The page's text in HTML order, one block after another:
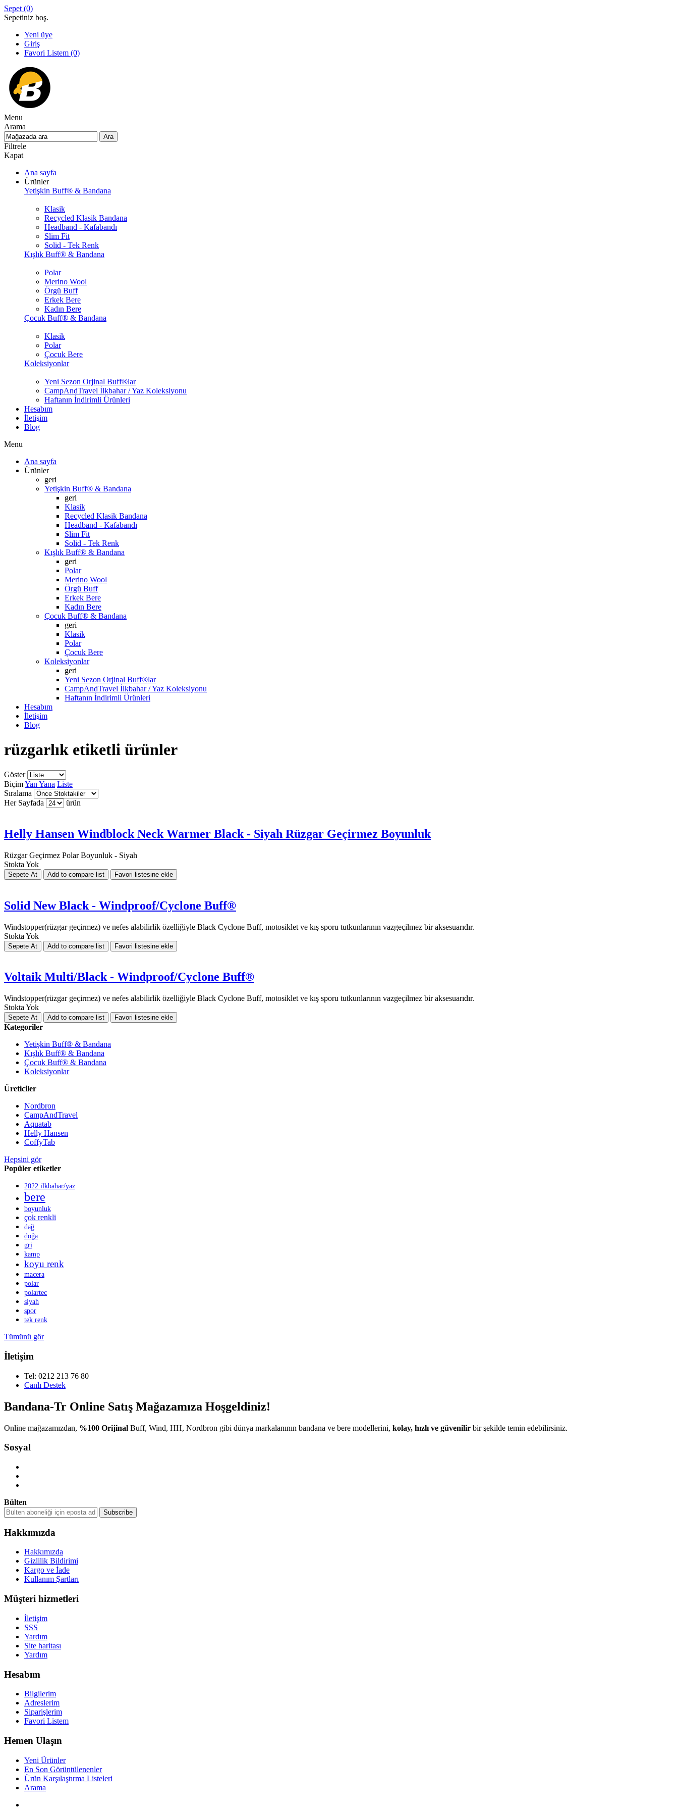
Sepet (0)
Sepetiniz boş.
Yeni üye
Giriş
Favori Listem (0)
Menu
Arama
Filtrele
Kapat
Ana sayfa
Ürünler
Yetişkin Buff® & Bandana
Klasik
Recycled Klasik Bandana
Headband - Kafabandı
Slim Fit
Solid - Tek Renk
Kışlık Buff® & Bandana
Polar
Merino Wool
Örgü Buff
Erkek Bere
Kadın Bere
Çocuk Buff® & Bandana
Klasik
Polar
Çocuk Bere
Koleksiyonlar
Yeni Sezon Orjinal Buff®lar
CampAndTravel İlkbahar / Yaz Koleksiyonu
Haftanın İndirimli Ürünleri
Hesabım
İletişim
Blog
Menu
Ana sayfa
Ürünler
geri
Yetişkin Buff® & Bandana
geri
Klasik
Recycled Klasik Bandana
Headband - Kafabandı
Slim Fit
Solid - Tek Renk
Kışlık Buff® & Bandana
geri
Polar
Merino Wool
Örgü Buff
Erkek Bere
Kadın Bere
Çocuk Buff® & Bandana
geri
Klasik
Polar
Çocuk Bere
Koleksiyonlar
geri
Yeni Sezon Orjinal Buff®lar
CampAndTravel İlkbahar / Yaz Koleksiyonu
Haftanın İndirimli Ürünleri
Hesabım
İletişim
Blog
rüzgarlık etiketli ürünler
Göster
BiçimYan Yana Liste
Sıralama
Her Sayfada
ürün
Helly Hansen Windblock Neck Warmer Black - Siyah Rüzgar Geçirmez Boyunluk
Rüzgar Geçirmez Polar Boyunluk - Siyah
Stokta Yok
Solid New Black - Windproof/Cyclone Buff®
Windstopper(rüzgar geçirmez) ve nefes alabilirlik özelliğiyle Black Cyclone Buff, motosiklet ve kış sporu tutkunlarının vazgeçilmez bir aksesuarıdır.
Stokta Yok
Voltaik Multi/Black - Windproof/Cyclone Buff®
Windstopper(rüzgar geçirmez) ve nefes alabilirlik özelliğiyle Black Cyclone Buff, motosiklet ve kış sporu tutkunlarının vazgeçilmez bir aksesuarıdır.
Stokta Yok
Kategoriler
Yetişkin Buff® & Bandana
Kışlık Buff® & Bandana
Çocuk Buff® & Bandana
Koleksiyonlar
Üreticiler
Nordbron
CampAndTravel
Aquatab
Helly Hansen
CoffyTab
Hepsini gör
Popüler etiketler
2022 ilkbahar/yaz
bere
boyunluk
çok renkli
dağ
doğa
gri
kamp
koyu renk
macera
polar
polartec
siyah
spor
tek renk
Tümünü gör
İletişim
Tel: 0212 213 76 80
Canlı Destek
Bandana-Tr Online Satış Mağazamıza Hoşgeldiniz!
Online mağazamızdan, %100 Orijinal Buff, Wind, HH, Nordbron gibi dünya markalanının bandana ve bere modellerini, kolay, hızlı ve güvenilir bir şekilde temin edebilirsiniz.
Sosyal
Bülten
Hakkımızda
Hakkımızda
Gizlilik Bildirimi
Kargo ve İade
Kullanım Şartları
Müşteri hizmetleri
İletişim
SSS
Yardım
Site haritası
Yardım
Hesabım
Bilgilerim
Adreslerim
Siparişlerim
Favori Listem
Hemen Ulaşın
Yeni Ürünler
En Son Görüntülenenler
Ürün Karşılaştırma Listeleri
Arama